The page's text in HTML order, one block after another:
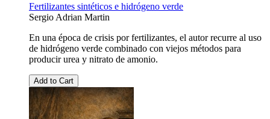
Fertilizantes sintéticos e hidrógeno verde
Sergio Adrian Martin
En una época de crisis por fertilizantes, el autor recurre al uso
de hidrógeno verde combinado con viejos métodos para
producir urea y nitrato de amonio.
Add to Cart